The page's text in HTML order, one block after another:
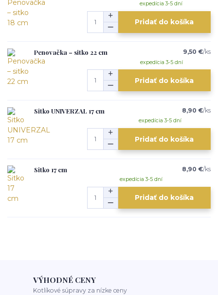
expedícia 3-5 dní
Pridať do košíka
Penovačka – sitko 22 cm 9,50 €/ks
expedícia 3-5 dní
Pridať do košíka
Sitko UNIVERZAL 17 cm 8,90 €/ks
expedícia 3-5 dní
Pridať do košíka
Sitko 17 cm 8,90 €/ks
expedícia 3-5 dní
Pridať do košíka
VÝHODNÉ CENY
Kotlíkové súpravy za nízke ceny